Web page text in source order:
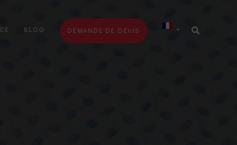
BLOG DEMANDE DE DEVIS